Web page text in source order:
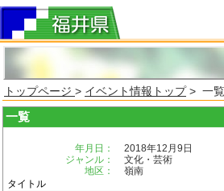
トップページ > イベント情報トップ> 一覧
一覧
年月日：
2018年12月9日
ジャンル：
文化・芸術
地区：
嶺南
タイトル